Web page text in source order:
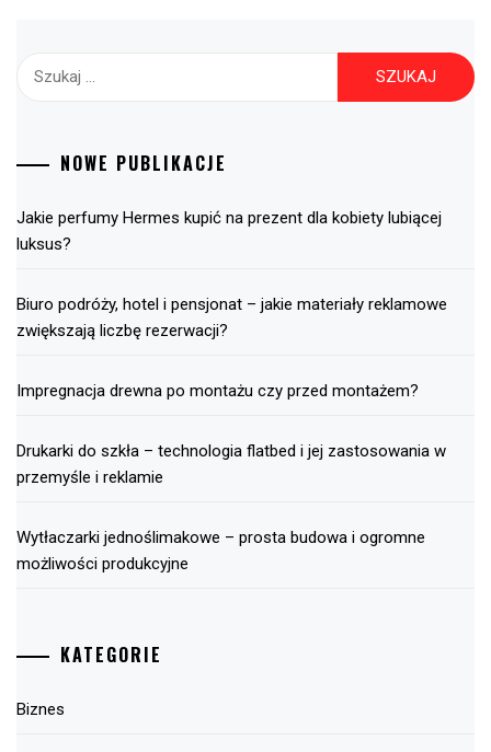
Szukaj:
NOWE PUBLIKACJE
Jakie perfumy Hermes kupić na prezent dla kobiety lubiącej
luksus?
Biuro podróży, hotel i pensjonat – jakie materiały reklamowe
zwiększają liczbę rezerwacji?
Impregnacja drewna po montażu czy przed montażem?
Drukarki do szkła – technologia flatbed i jej zastosowania w
przemyśle i reklamie
Wytłaczarki jednoślimakowe – prosta budowa i ogromne
możliwości produkcyjne
KATEGORIE
Biznes